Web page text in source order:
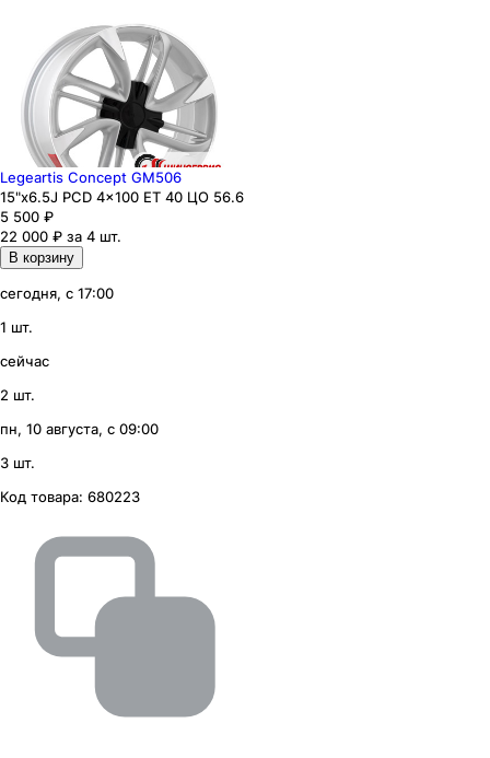
Legeartis Concept GM506
15"x6.5J PCD 4x100 ЕТ 40 ЦО 56.6
5 500 ₽
22 000 ₽ за 4 шт.
В корзину
сегодня, с 17:00
1 шт.
сейчас
2 шт.
пн, 10 августа, с 09:00
3 шт.
Код товара: 680223